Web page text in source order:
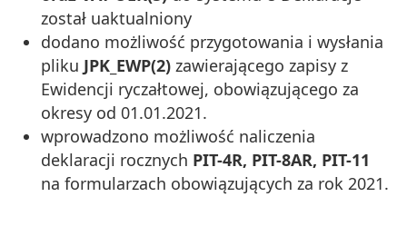
został uaktualniony
dodano możliwość przygotowania i wysłania
pliku JPK_EWP(2) zawierającego zapisy z
Ewidencji ryczałtowej, obowiązującego za
okresy od 01.01.2021.
wprowadzono możliwość naliczenia
deklaracji rocznych PIT-4R, PIT-8AR, PIT-11
na formularzach obowiązujących za rok 2021.